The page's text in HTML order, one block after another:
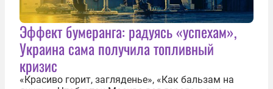
Эффект бумеранга: радуясь «успехам»,
Украина сама получила топливный
кризис
«Красиво горит, загляденье», «Как бальзам на